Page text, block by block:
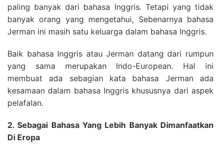
paling banyak dari bahasa Inggris. Tetapi yang tidak
banyak orang yang mengetahui, Sebenarnya bahasa
Jerman ini masih satu keluarga dalam bahasa Inggris.
Baik bahasa Inggris atau Jerman datang dari rumpun
yang sama merupakan Indo-European. Hal ini
membuat ada sebagian kata bahasa Jerman ada
kesamaan dalam bahasa Inggris khususnya dari aspek
pelafalan.
2. Sebagai Bahasa Yang Lebih Banyak Dimanfaatkan
Di Eropa